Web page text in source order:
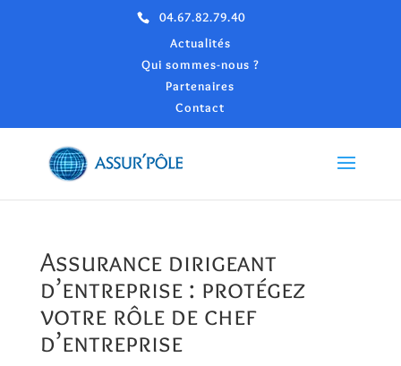
04.67.82.79.40
Actualités
Qui sommes-nous ?
Partenaires
Contact
Assurance dirigeant
d’entreprise : protégez
votre rôle de chef
d’entreprise